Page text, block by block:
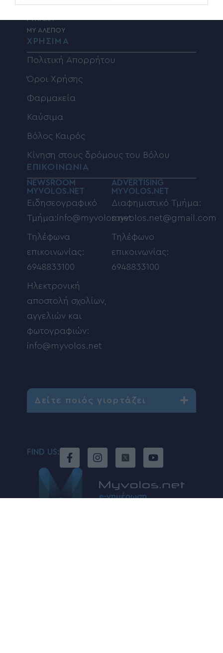
ΕΠΙΣΤΗΜΗ – ΤΕΧΝΟΛΟΓΙΑ
ΓΥΝΑΙΚΑ
MY ΑΛΕΠΟΥ
ΧΡΗΣΙΜΑ
Πολιτική Απορρήτου
Όροι Χρήσης
Φαρμακεία
Καύσιμα
Βόλος Καιρός
Κίνηση στους δρόμους του Βόλου
ΕΠΙΚΟΙΝΩΝΙΑ
NEWSROOM
MYVOLOS.NET
Ειδησεογραφικό
Τμήμα:info@myvolos.net
Τηλέφωνα
επικοινωνίας:
6948833100
Ηλεκτρονική
αποστολή σχολίων,
αγγελιών και
φωτογραφιών:
info@myvolos.net
ADVERTISING
MYVOLOS.NET
Διαφημιστικό Τμήμα:
myvolos.net@gmail.com
Τηλέφωνο
επικοινωνίας:
6948833100
Δείτε ποιός γιορτάζει
FIND US: